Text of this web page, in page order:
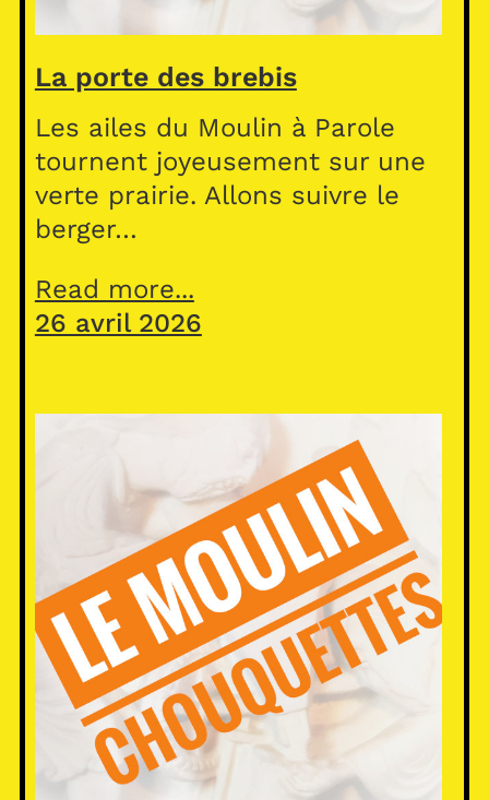
La porte des brebis
Les ailes du Moulin à Parole
tournent joyeusement sur une
verte prairie. Allons suivre le
berger…
Read more...
26 avril 2026